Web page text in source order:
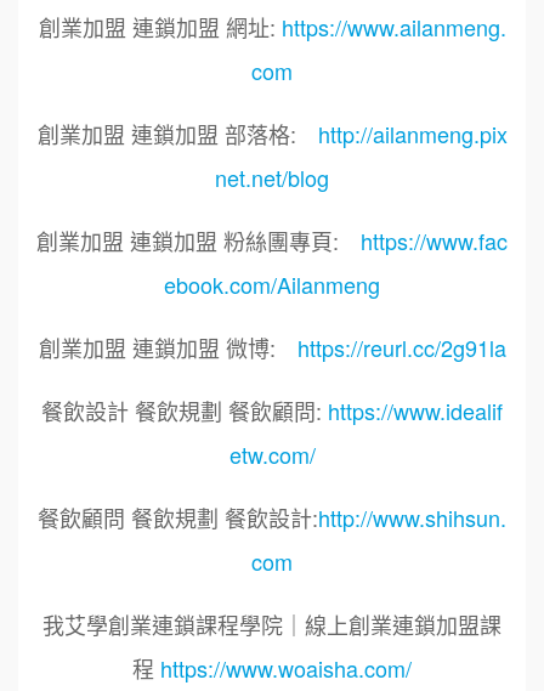
創業加盟 連鎖加盟 網址: https://www.ailanmeng.
com
創業加盟 連鎖加盟 部落格: http://ailanmeng.pix
net.net/blog
創業加盟 連鎖加盟 粉絲團專頁: https://www.fac
ebook.com/Ailanmeng
創業加盟 連鎖加盟 微博: https://reurl.cc/2g91la
餐飲設計 餐飲規劃 餐飲顧問: https://www.idealif
etw.com/
餐飲顧問 餐飲規劃 餐飲設計:http://www.shihsun.
com
我艾學創業連鎖課程學院｜線上創業連鎖加盟課
程 https://www.woaisha.com/